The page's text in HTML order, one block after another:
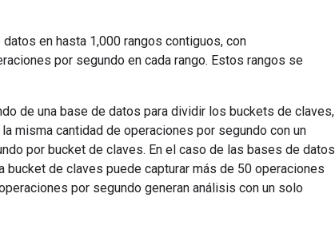
en hasta 1,000 rangos contiguos, con
por segundo en cada rango. Estos rangos se
de una base de datos para dividir los buckets de claves,
misma cantidad de operaciones por segundo con un
por bucket de claves. En el caso de las bases de datos
de claves puede capturar más de 50 operaciones
por segundo generan análisis con un solo